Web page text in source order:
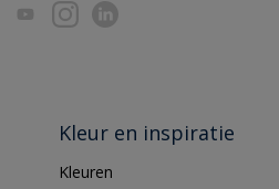
Kleur en inspiratie
Kleuren